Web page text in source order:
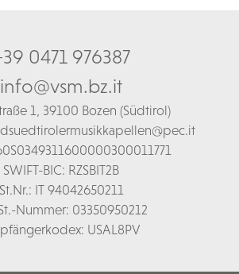
0471 976387
info@vsm.bz.it
1, 39100 Bozen (Südtirol)
SWIFT-BIC: RZSBIT2B
St.Nr.: IT 94042650211
Nummer: 03350950212
USAL8PV